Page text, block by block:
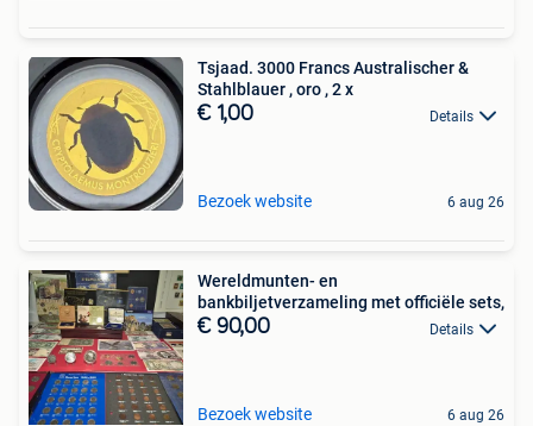
Tsjaad. 3000 Francs Australischer &
Stahlblauer , oro , 2 x
€ 1,00 Details
Bezoek website 6 aug 26
Wereldmunten- en
bankbiljetverzameling met officiële sets,
€ 90,00 Details
Bezoek website 6 aug 26